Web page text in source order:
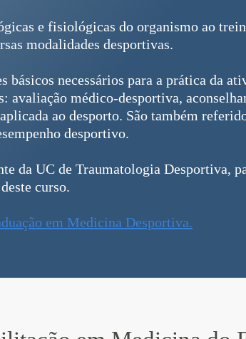
e fisiológicas do organismo ao
modalidades desportivas.
básicos necessários para a prática da
avaliação médico-desportiva,
ao desporto. São também
desportivo.
da UC de Traumatologia Desportiva,
curso.
em Medicina Desportiva.